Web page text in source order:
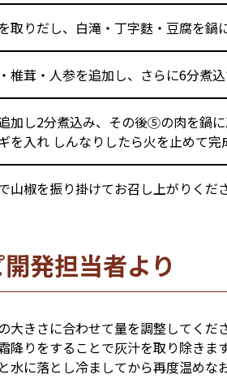
取りだし、白滝・丁字麩・豆腐を鍋
椎茸・人参を追加し、さらに6分煮込
加し2分煮込み、その後⑤の肉を鍋に
を入れ しんなりしたら火を止めて完
山椒を振り掛けてお召し上がりくだ
発担当者より
大きさに合わせて量を調整してくだ
降りをすることで灰汁を取り除きます
水に落とし冷ましてから再度温めな